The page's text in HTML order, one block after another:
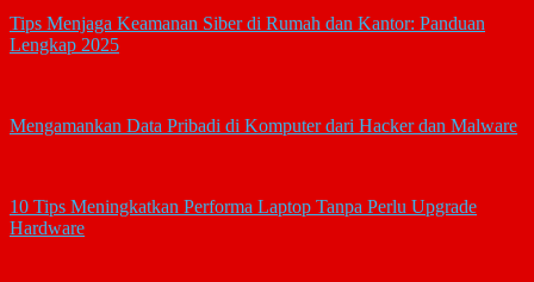
Tips Menjaga Keamanan Siber di Rumah dan Kantor: Panduan
Lengkap 2025
Mengamankan Data Pribadi di Komputer dari Hacker dan Malware
10 Tips Meningkatkan Performa Laptop Tanpa Perlu Upgrade
Hardware